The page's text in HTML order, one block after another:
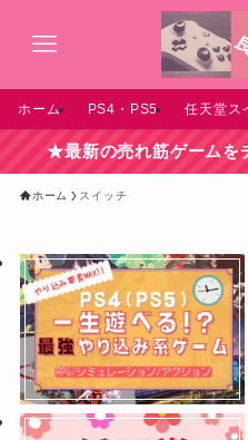
ホーム PS4・PS5 任天堂ス
★最新の売れ筋ゲームを
ホーム スイッチ